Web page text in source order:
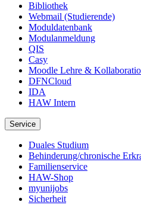
Bibliothek
Webmail (Studierende)
Moduldatenbank
Modulanmeldung
QIS
Casy
Moodle Lehre &
DFNCloud
IDA
HAW Intern
Service
Duales Studium
Behinderung/chronische
Familienservice
HAW-Shop
myunijobs
Sicherheit